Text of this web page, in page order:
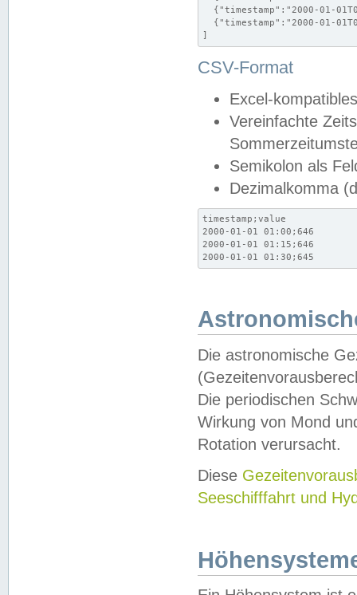
{"timestamp":"2000-01-
{"timestamp":"2000-01-
]
CSV-Format
Excel-
Vereinfachte
Semikolon als
Dezimalkomma
timestamp;value
2000-01-01 01:00;646
2000-01-01 01:15;646
2000-01-01 01:30;645
Die astronomische
Die periodischen
Wirkung von Mond
Rotation verursacht.
Diese
Seeschifffahrt und